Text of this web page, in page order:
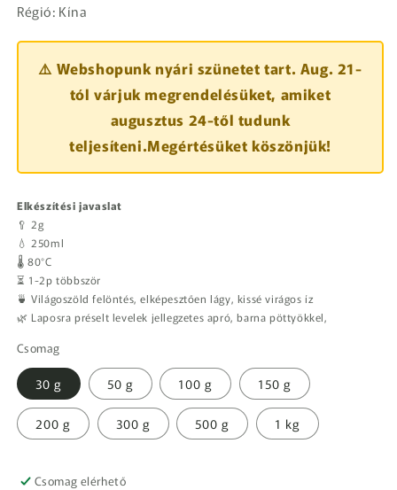
Régió: Kína
⚠️ Webshopunk nyári szünetet tart. Aug. 21-
tól várjuk megrendelésüket, amiket
augusztus 24-től tudunk
teljesíteni.Megértésüket köszönjük!
Elkészítési javaslat
🥄 2g
💧 250ml
🌡️ 80°C
⏳ 1-2p többször
🍵 Világoszöld felöntés, elképesztően lágy, kissé virágos íz
🌿 Laposra préselt levelek jellegzetes apró, barna pöttyökkel,
Csomag
30 g 50 g 100 g 150 g
200 g 300 g 500 g 1 kg
Csomag elérhető